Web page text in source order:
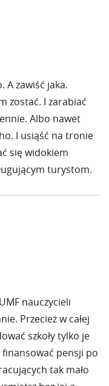
A zawiść jaka.
zostać. I zarabiać
Albo nawet
I usiąść na tronie
się widokiem
turystom.
nauczycieli
Przecież w całej
szkoły tylko je
finansować pensji po
tak mało